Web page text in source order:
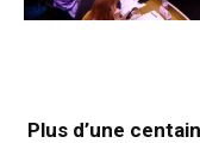
Plus d’une